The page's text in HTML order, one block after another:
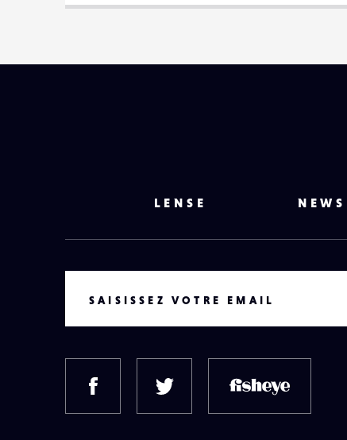
LENSE NEWS
SAISISSEZ VOTRE EMAIL
FACEBOOK TWITTER